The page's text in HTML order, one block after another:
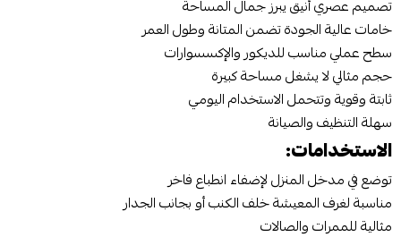
تصميم عصري أنيق يبرز جمال المساحة
خامات عالية الجودة تضمن المتانة وطول العمر
سطح عملي مناسب للديكور والإكسسوارات
حجم مثالي لا يشغل مساحة كبيرة
ثابتة وقوية وتتحمل الاستخدام اليومي
سهلة التنظيف والصيانة
الاستخدامات:
توضع في مدخل المنزل لإضفاء انطباع فاخر
مناسبة لغرف المعيشة خلف الكنب أو بجانب الجدار
مثالية للممرات والصالات